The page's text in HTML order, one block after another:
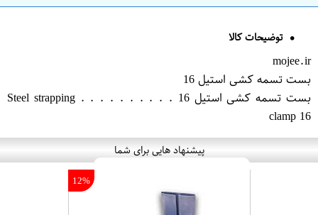
توضیحات کالا
mojee.ir
بست تسمه کشی استیل 16
بست تسمه کشی استیل 16 . . . . . . . . . . Steel strapping
clamp 16
پیشنهاد هایی برای شما
12%